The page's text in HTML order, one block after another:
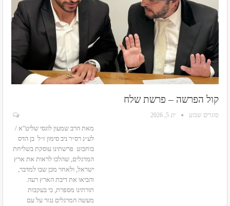
קול הפרשה – פרשת שלח
סוגרים שבוע יונ 5, 2026
מאת הרב שמעון לוגסי שליט"א /
לע״נ רס״ר ניב סימון ז״ל בן הדס
בוחבוט פרשתינו עוסקת בשליחת
המרגלים, שהלכו לראות את ארץ
ישראל, ולאחר מכן שבו למדבר,
והביאו את דיבת הארץ רעה.
תורתינו מספרת, כי בעקבות
מעשה המרגלים נגזר על עם